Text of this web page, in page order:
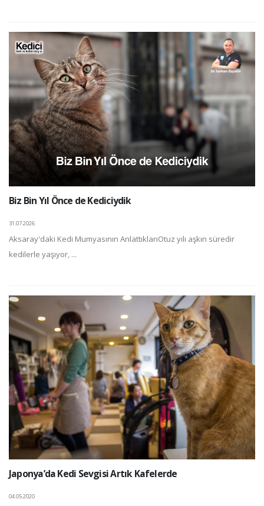
Biz Bin Yıl Önce de Kediciydik
31.07.2026
Aksaray'daki Kedi Mumyasının AnlattıklarıOtuz yılı aşkın süredir
kedilerle yaşıyor, ...
Japonya’da Kedi Sevgisi Artık Kafelerde
04.05.2020